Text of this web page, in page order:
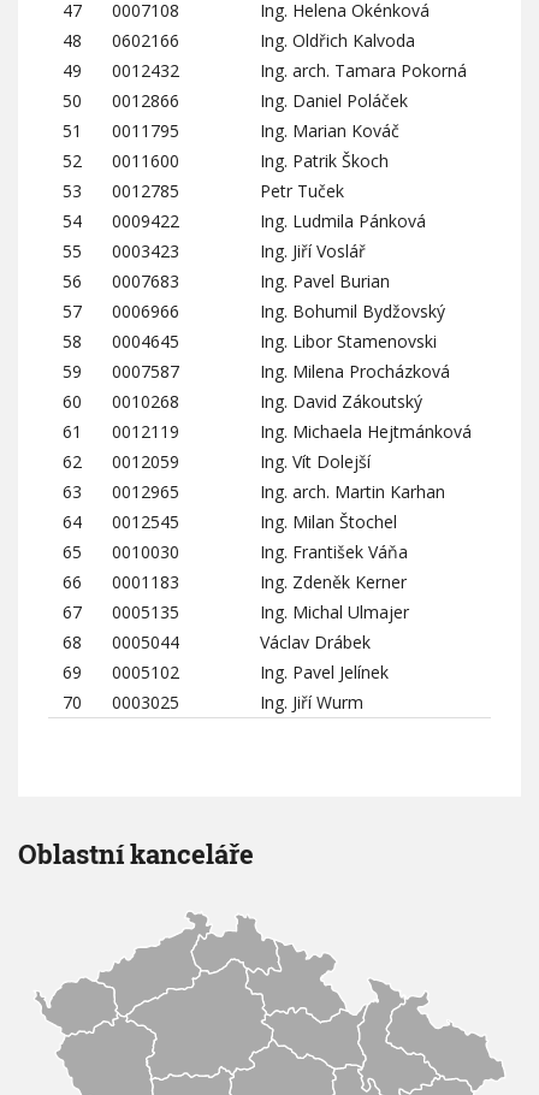
47
0007108
Ing. Helena Okénková
48
0602166
Ing. Oldřich Kalvoda
49
0012432
Ing. arch. Tamara Pokorná
50
0012866
Ing. Daniel Poláček
51
0011795
Ing. Marian Kováč
52
0011600
Ing. Patrik Škoch
53
0012785
Petr Tuček
54
0009422
Ing. Ludmila Pánková
55
0003423
Ing. Jiří Voslář
56
0007683
Ing. Pavel Burian
57
0006966
Ing. Bohumil Bydžovský
58
0004645
Ing. Libor Stamenovski
59
0007587
Ing. Milena Procházková
60
0010268
Ing. David Zákoutský
61
0012119
Ing. Michaela Hejtmánková
62
0012059
Ing. Vít Dolejší
63
0012965
Ing. arch. Martin Karhan
64
0012545
Ing. Milan Štochel
65
0010030
Ing. František Váňa
66
0001183
Ing. Zdeněk Kerner
67
0005135
Ing. Michal Ulmajer
68
0005044
Václav Drábek
69
0005102
Ing. Pavel Jelínek
70
0003025 Ing. Jiří Wurm
Oblastní kanceláře